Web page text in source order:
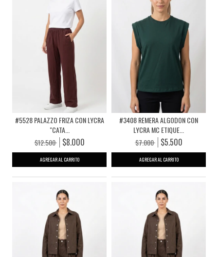
#5528 PALAZZO FRIZA CON LYCRA
"CATA...
$12.500 $8.000
AGREGAR AL CARRITO
#3408 REMERA ALGODON CON
LYCRA MC ETIQUE...
$7.000 $5.500
AGREGAR AL CARRITO